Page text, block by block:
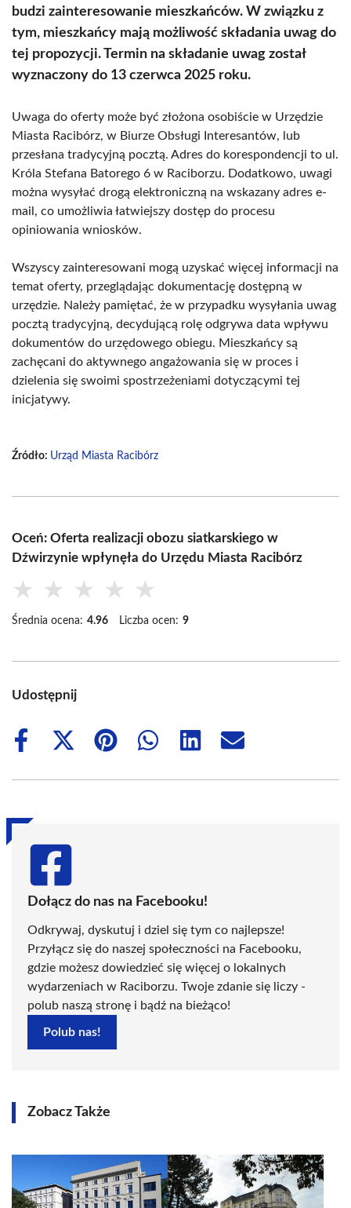
budzi zainteresowanie mieszkańców. W związku z
tym, mieszkańcy mają możliwość składania uwag do
tej propozycji. Termin na składanie uwag został
wyznaczony do 13 czerwca 2025 roku.
Uwaga do oferty może być złożona osobiście w Urzędzie
Miasta Racibórz, w Biurze Obsługi Interesantów, lub
przesłana tradycyjną pocztą. Adres do korespondencji to ul.
Króla Stefana Batorego 6 w Raciborzu. Dodatkowo, uwagi
można wysyłać drogą elektroniczną na wskazany adres e-
mail, co umożliwia łatwiejszy dostęp do procesu
opiniowania wniosków.
Wszyscy zainteresowani mogą uzyskać więcej informacji na
temat oferty, przeglądając dokumentację dostępną w
urzędzie. Należy pamiętać, że w przypadku wysyłania uwag
pocztą tradycyjną, decydującą rolę odgrywa data wpływu
dokumentów do urzędowego obiegu. Mieszkańcy są
zachęcani do aktywnego angażowania się w proces i
dzielenia się swoimi spostrzeżeniami dotyczącymi tej
inicjatywy.
Źródło: Urząd Miasta Racibórz
Oceń: Oferta realizacji obozu siatkarskiego w
Dźwirzynie wpłynęła do Urzędu Miasta Racibórz
★ ★ ★ ★ ★
Średnia ocena: 4.96 Liczba ocen: 9
Udostępnij
Share
Share
(Twitter)
Share
Share
Share
Share
Dołącz do nas na Facebooku!
Odkrywaj, dyskutuj i dziel się tym co najlepsze!
Przyłącz się do naszej społeczności na Facebooku,
gdzie możesz dowiedzieć się więcej o lokalnych
wydarzeniach w Raciborzu. Twoje zdanie się liczy -
polub naszą stronę i bądź na bieżąco!
Polub nas!
Zobacz Także